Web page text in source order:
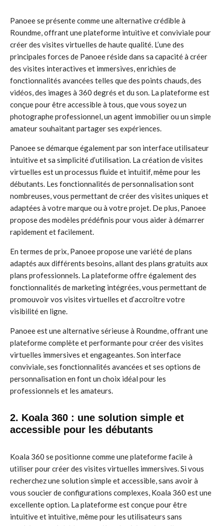
Panoee se présente comme une alternative crédible à
Roundme, offrant une plateforme intuitive et conviviale pour
créer des visites virtuelles de haute qualité. L’une des
principales forces de Panoee réside dans sa capacité à créer
des visites interactives et immersives, enrichies de
fonctionnalités avancées telles que des points chauds, des
vidéos, des images à 360 degrés et du son. La plateforme est
conçue pour être accessible à tous, que vous soyez un
photographe professionnel, un agent immobilier ou un simple
amateur souhaitant partager ses expériences.
Panoee se démarque également par son interface utilisateur
intuitive et sa simplicité d’utilisation. La création de visites
virtuelles est un processus fluide et intuitif, même pour les
débutants. Les fonctionnalités de personnalisation sont
nombreuses, vous permettant de créer des visites uniques et
adaptées à votre marque ou à votre projet. De plus, Panoee
propose des modèles prédéfinis pour vous aider à démarrer
rapidement et facilement.
En termes de prix, Panoee propose une variété de plans
adaptés aux différents besoins, allant des plans gratuits aux
plans professionnels. La plateforme offre également des
fonctionnalités de marketing intégrées, vous permettant de
promouvoir vos visites virtuelles et d’accroître votre
visibilité en ligne.
Panoee est une alternative sérieuse à Roundme, offrant une
plateforme complète et performante pour créer des visites
virtuelles immersives et engageantes. Son interface
conviviale, ses fonctionnalités avancées et ses options de
personnalisation en font un choix idéal pour les
professionnels et les amateurs.
2. Koala 360 : une solution simple et
accessible pour les débutants
Koala 360 se positionne comme une plateforme facile à
utiliser pour créer des visites virtuelles immersives. Si vous
recherchez une solution simple et accessible, sans avoir à
vous soucier de configurations complexes, Koala 360 est une
excellente option. La plateforme est conçue pour être
intuitive et intuitive, même pour les utilisateurs sans